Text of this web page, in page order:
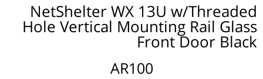
NetShelter WX 13U w/Threaded
Hole Vertical Mounting Rail Glass
Front Door Black
AR100